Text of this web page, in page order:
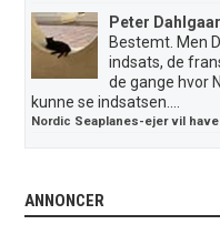
Peter
Bestemt. Men
indsats, de
de gange hvor
kunne se indsatsen....
Nordic Seaplanes-ejer vil
ANNONCER